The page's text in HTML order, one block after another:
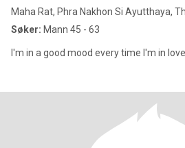
Maha Rat, Phra Nakhon Si Ayutthaya,
Søker: Mann 45 - 63
I'm in a good mood every time I'm in